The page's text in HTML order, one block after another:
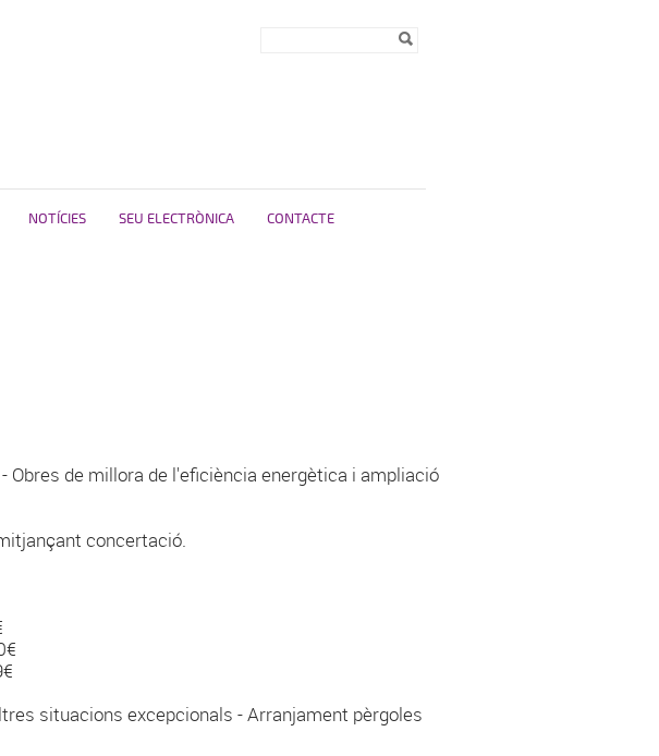
NOTÍCIES SEU ELECTRÒNICA CONTACTE
Obres de millora de l'eficiència energètica i ampliació
concertació.
situacions excepcionals - Arranjament pèrgoles